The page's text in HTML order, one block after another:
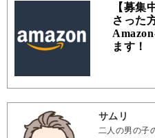
【募集
さった
ます！
サムリ
二人の男の子